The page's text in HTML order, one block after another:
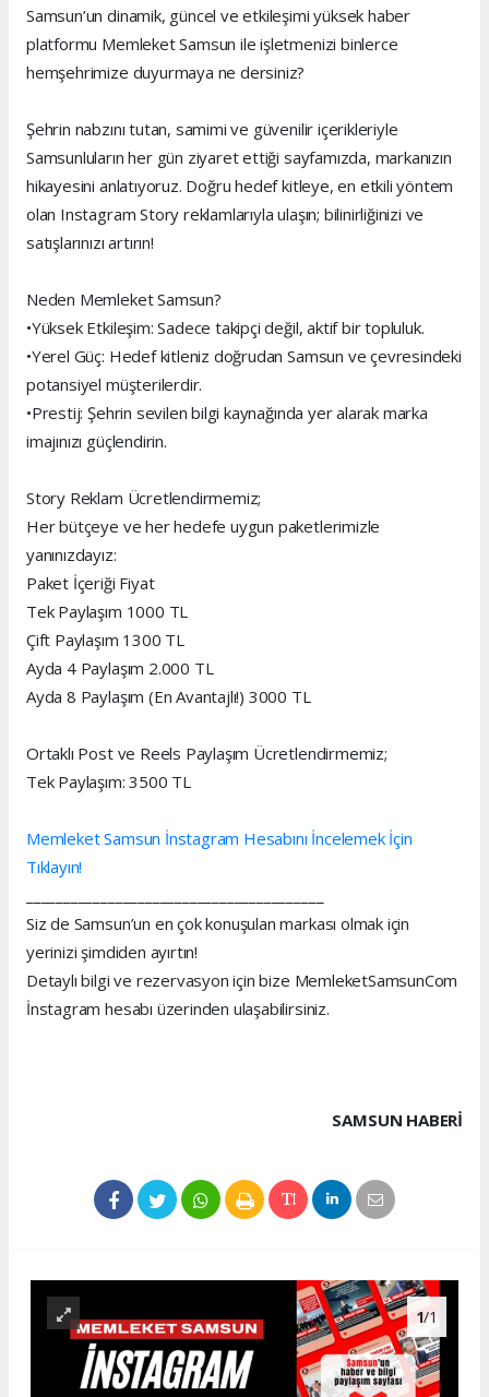
Samsun’un dinamik, güncel ve etkileşimi yüksek haber
platformu Memleket Samsun ile işletmenizi binlerce
hemşehrimize duyurmaya ne dersiniz?
Şehrin nabzını tutan, samimi ve güvenilir içerikleriyle
Samsunluların her gün ziyaret ettiği sayfamızda, markanızın
hikayesini anlatıyoruz. Doğru hedef kitleye, en etkili yöntem
olan Instagram Story reklamlarıyla ulaşın; bilinirliğinizi ve
satışlarınızı artırın!
Neden Memleket Samsun?
•Yüksek Etkileşim: Sadece takipçi değil, aktif bir topluluk.
•Yerel Güç: Hedef kitleniz doğrudan Samsun ve çevresindeki
potansiyel müşterilerdir.
•Prestij: Şehrin sevilen bilgi kaynağında yer alarak marka
imajınızı güçlendirin.
Story Reklam Ücretlendirmemiz;
Her bütçeye ve her hedefe uygun paketlerimizle
yanınızdayız:
Paket İçeriği Fiyat
Tek Paylaşım 1000 TL
Çift Paylaşım 1300 TL
Ayda 4 Paylaşım 2.000 TL
Ayda 8 Paylaşım (En Avantajlı!) 3000 TL
Ortaklı Post ve Reels Paylaşım Ücretlendirmemiz;
Tek Paylaşım: 3500 TL
Memleket Samsun İnstagram Hesabını İncelemek İçin
Tıklayın!
Siz de Samsun’un en çok konuşulan markası olmak için
yerinizi şimdiden ayırtın!
Detaylı bilgi ve rezervasyon için bize MemleketSamsunCom
İnstagram hesabı üzerinden ulaşabilirsiniz.
SAMSUN HABERİ
1/1